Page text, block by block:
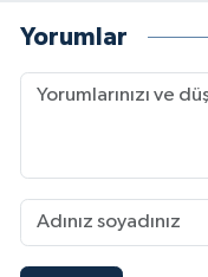
Yorumlar